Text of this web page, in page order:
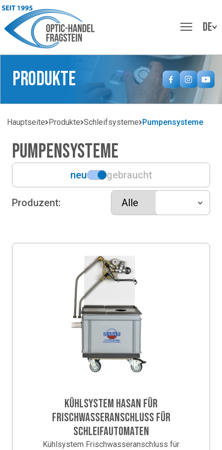
DE
Produkte
Hauptseite Produkte Schleifsysteme Pumpensysteme
Pumpensysteme
neu gebraucht
Produzent:
KÜHLSYSTEM HASAN FÜR
FRISCHWASSERANSCHLUSS FÜR
SCHLEIFAUTOMATEN
Kühlsystem Frischwasseranschluss für